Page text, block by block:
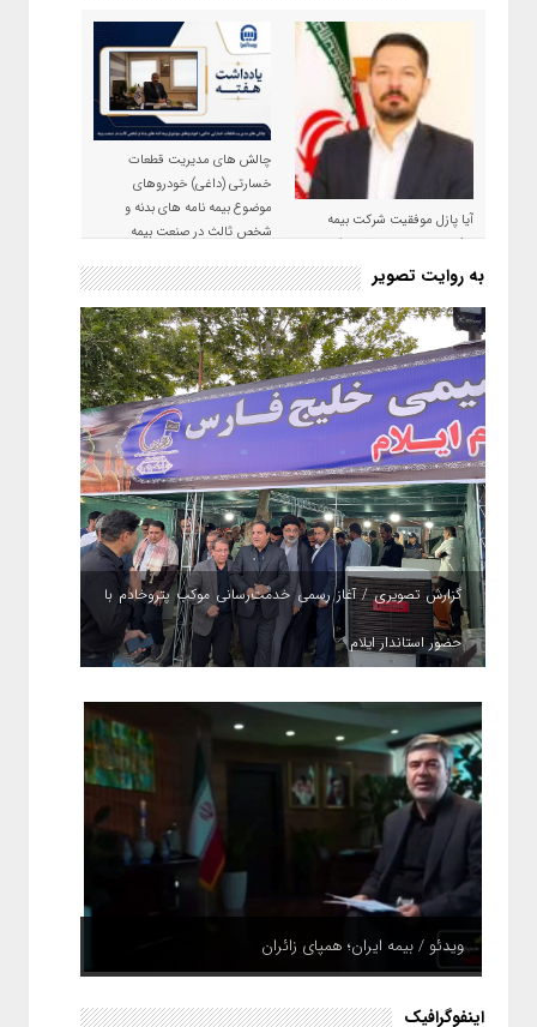
آیا پازل موفقیت شرکت بیمه
حکمت صبا در سال ۱۴۰۵ کامل می
شود؟!
چالش های مدیریت قطعات
خسارتی (داغی) خودروهای
موضوع بیمه نامه های بدنه و
شخص ثالث در صنعت بیمه
به روایت تصویر
گزارش تصویری / آغاز رسمی خدمت‌رسانی موکب پتروخادم با
حضور استاندار ایلام
ویدئو / بیمه ایران؛ همپای زائران
اینفوگرافیک